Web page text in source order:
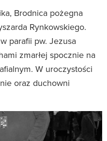
Brodnica pożegna
Rynkowskiego.
parafii pw. Jezusa
zmarłej spocznie na
W uroczystości
oraz duchowni